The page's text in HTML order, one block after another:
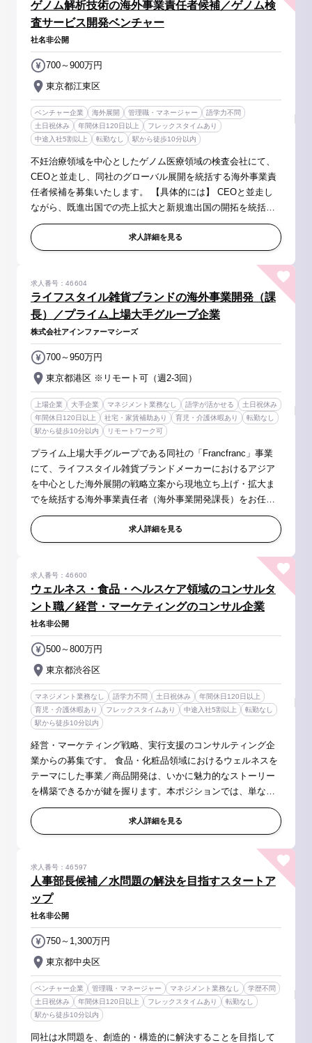
ゲノム解析技術の海外事業責任者候補／ゲノム検
査サービス開発ベンチャー
社名非公開
東京都江東区
700～900万円
ベンチャー企業 海外展開 管理職・マネージャー
語学力不問
土日祝休み
年間休日120日以上
フレックスタイムあり
中途入社5割以上
転勤なし 駅から徒歩10分以内
不妊治療領域を中心としたゲノム医療領域の検査会社にて、
CEOと並走し、同社のグローバル展開を統括する海外事業責
任者候補を募集いたします。 【具体的には】 CEOと並走し
ながら、既進出国での売上拡大と新規進出国の開拓を統括す
る。自らもエリア担当として商談・交渉の最前線に立ちつ
つ、海外事業開発チームをマ...求人詳細を見る
ライフスタイル雑貨ブランドの海外事業開発（課
長）／プライム上場大手グループ企業
求人番号：46604
株式会社アインファーマシーズ
東京都港区 ※リモート可（週2-3回）
700～950万円
上場企業 大手企業 マネジメント業務なし 語学が活かせる
土日祝休み
年間休日120日以上
社宅・家賃補助あり 育児・介護休暇あり
転勤なし
駅から徒歩10分以内
リモートワーク可
プライム上場大手グループである同社の「Francfranc」事業
にて、ライフスタイル雑貨ブランドメーカーにおけるアジア
を中心とした海外展開の戦略立案から現地立ち上げ・拡大ま
でを統括する海外事業責任者（海外事業開発課長）をお任せ
いたします。 【具体的には】 ◆戦略立案・市場調査 ・海外
市場（ターゲット国）の...求人詳細を見る
ウェルネス・食品・ヘルスケア領域のコンサルタ
ント職／経営・マーケティングのコンサル企業
求人番号：46600
社名非公開
東京都渋谷区
500～800万円
マネジメント業務なし 語学力不問 土日祝休み
年間休日120日以上
育児・介護休暇あり
フレックスタイムあり 中途入社5割以上
転勤なし
駅から徒歩10分以内
経営・マーケティング戦略、実行支援のコンサルティング企
業からの募集です。 食品・化粧品領域におけるウェルネスを
テーマにした事業／商品開発は、いかに魅力的なストーリー
を構築できるかが鍵を握ります。本ポジションでは、単なる
市場分析からのコンサルティングに留まらず、商品の機能や
エビデンスをビジネス価...求人詳細を見る
人事部長候補／水問題の解決を目指すスタートア
ップ
求人番号：46597
社名非公開
東京都中央区
750～1,300万円
ベンチャー企業 管理職・マネージャー マネジメント業務なし
学歴不問
土日祝休み
年間休日120日以上 フレックスタイムあり
転勤なし
駅から徒歩10分以内
同社は水問題を、創造的・構造的に解決することを目指して